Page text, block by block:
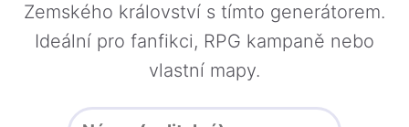
Zemského království s tímto generátorem.
Ideální pro fanfikci, RPG kampaně nebo
vlastní mapy.